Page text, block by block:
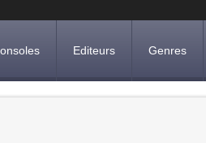
Editeurs Genres